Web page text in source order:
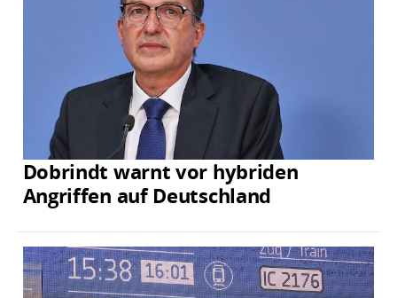
Dobrindt warnt vor hybriden
Angriffen auf Deutschland